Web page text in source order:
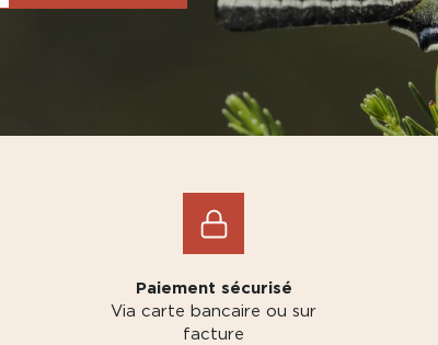
Paiement sécurisé
Via carte bancaire ou sur
facture